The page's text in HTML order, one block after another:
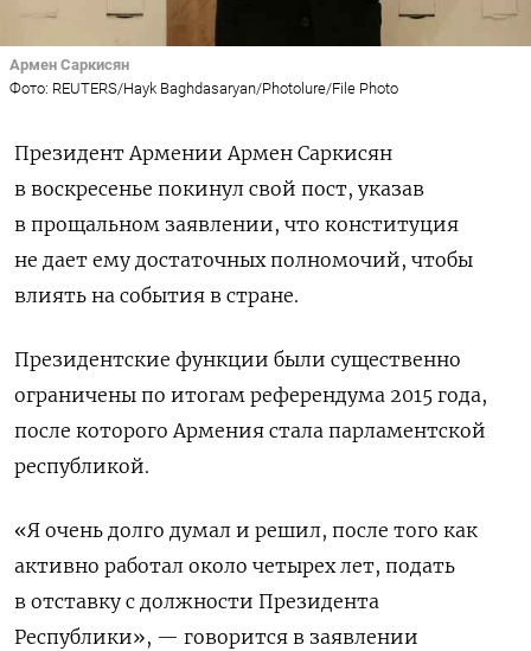
Армен Саркисян
Фото: REUTERS/Hayk Baghdasaryan/Photolure/File Photo
Президент Армении Армен Саркисян
в воскресенье покинул свой пост, указав
в прощальном заявлении, что конституция
не дает ему достаточных полномочий, чтобы
влиять на события в стране.
Президентские функции были существенно
ограничены по итогам референдума 2015 года,
после которого Армения стала парламентской
республикой.
«Я очень долго думал и решил, после того как
активно работал около четырех лет, подать
в отставку с должности Президента
Республики», — говорится в заявлении